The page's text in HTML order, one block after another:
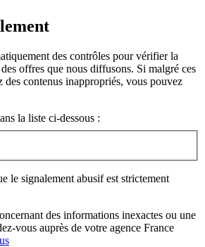
des contrôles pour vérifier la
offres que nous diffusons. Si malgré ces
des contenus inappropriés, vous pouvez
la liste ci-dessous :
le signalement abusif est strictement
des informations inexactes ou une
vous auprès de votre agence France